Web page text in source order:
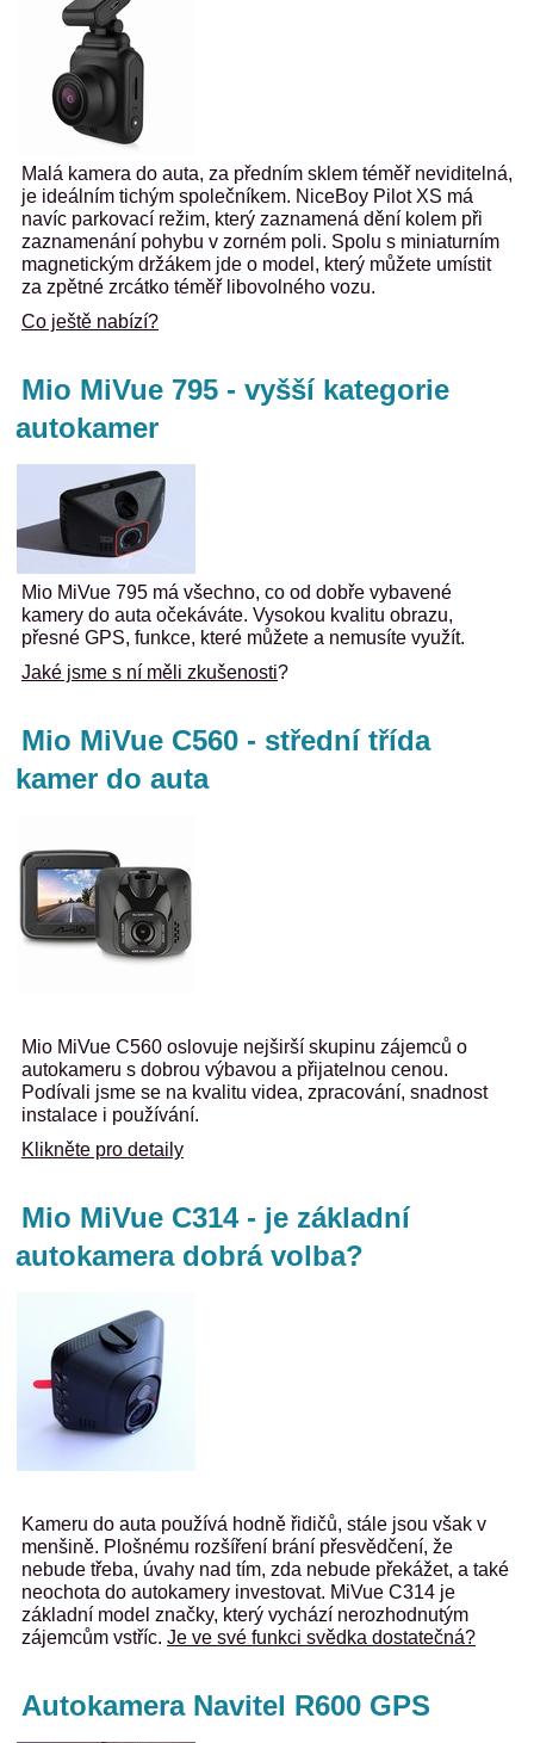
Malá kamera do auta, za předním sklem téměř neviditelná,
je ideálním tichým společníkem. NiceBoy Pilot XS má
navíc parkovací režim, který zaznamená dění kolem při
zaznamenání pohybu v zorném poli. Spolu s miniaturním
magnetickým držákem jde o model, který můžete umístit
za zpětné zrcátko téměř libovolného vozu.
Co ještě nabízí?
Mio MiVue 795 - vyšší kategorie
autokamer
Mio MiVue 795 má všechno, co od dobře vybavené
kamery do auta očekáváte. Vysokou kvalitu obrazu,
přesné GPS, funkce, které můžete a nemusíte využít.
Jaké jsme s ní měli zkušenosti?
Mio MiVue C560 - střední třída
kamer do auta
Mio MiVue C560 oslovuje nejširší skupinu zájemců o
autokameru s dobrou výbavou a přijatelnou cenou.
Podívali jsme se na kvalitu videa, zpracování, snadnost
instalace i používání.
Klikněte pro detaily
Mio MiVue C314 - je základní
autokamera dobrá volba?
Kameru do auta používá hodně řidičů, stále jsou však v
menšině. Plošnému rozšíření brání přesvědčení, že
nebude třeba, úvahy nad tím, zda nebude překážet, a také
neochota do autokamery investovat. MiVue C314 je
základní model značky, který vychází nerozhodnutým
zájemcům vstříc. Je ve své funkci svědka dostatečná?
Autokamera Navitel R600 GPS